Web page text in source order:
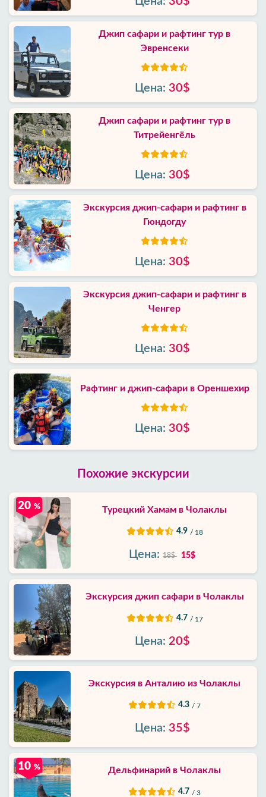
Джип сафари и рафтинг тур в
Эвренсеки
Цена: 30$
Джип сафари и рафтинг тур в
Титрейенгёль
Цена: 30$
Экскурсия джип-сафари и рафтинг в
Гюндогду
Цена: 30$
Экскурсия джип-сафари и рафтинг в
Ченгер
Цена: 30$
Рафтинг и джип-сафари в Ореншехир
Цена: 30$
Похожие экскурсии
Турецкий Хамам в Чолаклы
4.9 / 18
20 %
Цена: 18$ 15$
Экскурсия джип сафари в Чолаклы
4.7 / 17
Цена: 20$
Экскурсия в Анталию из Чолаклы
4.3 / 7
Цена: 35$
Дельфинарий в Чолаклы
4.7 / 3
10 %